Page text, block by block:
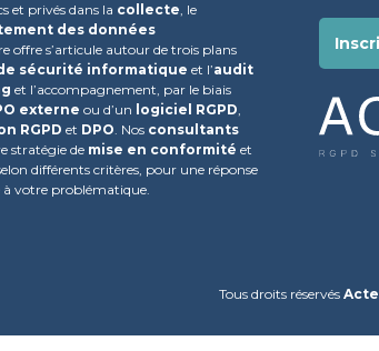
et privés dans la collecte, le
des données
offre s’articule autour de trois plans
sécurité informatique et l’audit
et l’accompagnement, par le biais
externe ou d’un logiciel RGPD,
RGPD et DPO. Nos consultants
stratégie de mise en conformité et
différents critères, pour une réponse
votre problématique.
Tous droits réservés